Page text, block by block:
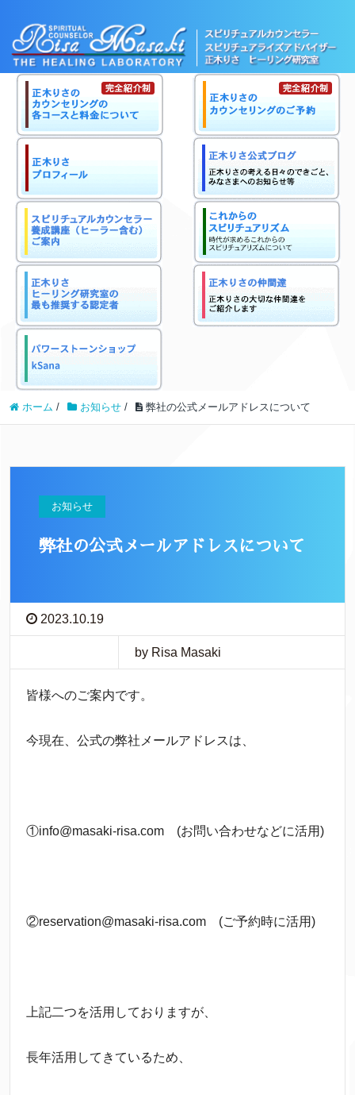
ホーム / お知らせ / 弊社の公式メールアドレスについて
お知らせ
弊社の公式メールアドレスについて
2023.10.19
by Risa Masaki
皆様へのご案内です。
今現在、公式の弊社メールアドレスは、
①info@masaki-risa.com (お問い合わせなどに活用)
②reservation@masaki-risa.com (ご予約時に活用)
上記二つを活用しておりますが、
長年活用してきているため、